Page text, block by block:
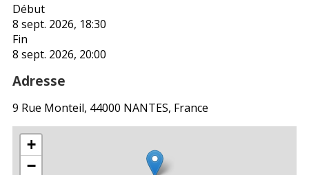
Début
8 sept. 2026, 18:30
Fin
8 sept. 2026, 20:00
Adresse
9 Rue Monteil, 44000 NANTES, France
+
−